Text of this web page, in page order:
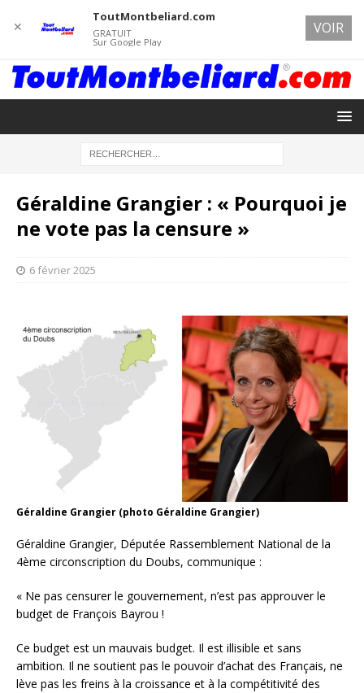
Géraldine Grangier : « Pourquoi je
ne vote pas la censure »
6 février 2025
Géraldine Grangier (photo Géraldine Grangier)
Géraldine Grangier, Députée Rassemblement National de la
4ème circonscription du Doubs, communique :
« Ne pas censurer le gouvernement, n’est pas approuver le
budget de François Bayrou !
Ce budget est un mauvais budget. Il est illisible et sans
ambition. Il ne soutient pas le pouvoir d’achat des Français, ne
lève pas les freins à la croissance et à la compétitivité des
✕
ToutMontbeliard.com
GRATUIT
Sur Google Play
VOIR